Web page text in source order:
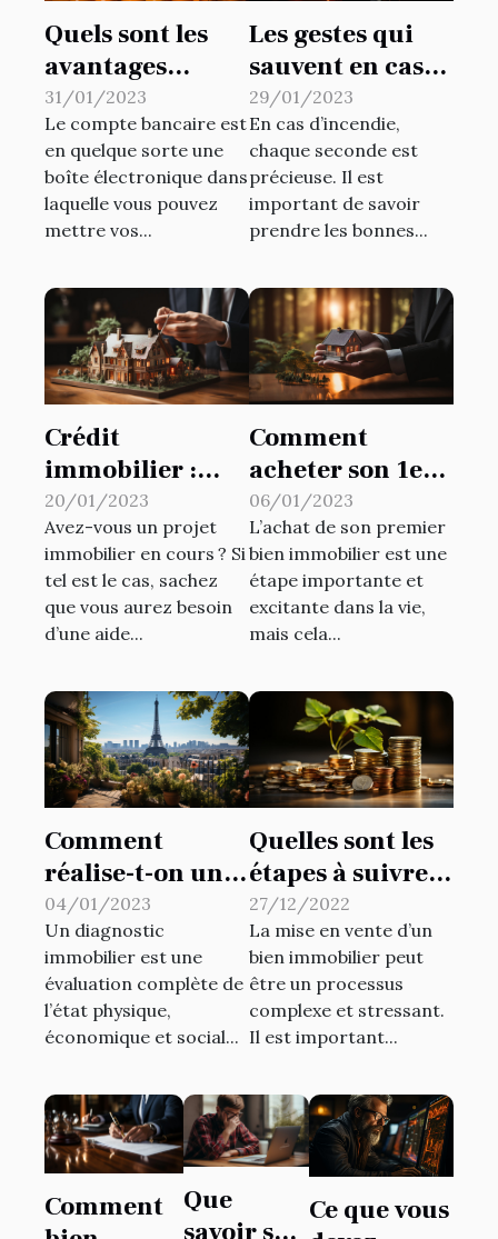
Quels sont les
avantages
d’ouvrir un
compte
bancaire quand
on est
adolescent ?
31/01/2023
Le compte bancaire est
en quelque sorte une
boîte électronique dans
laquelle vous pouvez
mettre vos...
Les gestes qui
sauvent en cas
d'incendie
29/01/2023
En cas d’incendie,
chaque seconde est
précieuse. Il est
important de savoir
prendre les bonnes...
Crédit
immobilier :
quelques
astuces pour
l’obtenir
20/01/2023
Avez-vous un projet
immobilier en cours ? Si
tel est le cas, sachez
que vous aurez besoin
d’une aide...
Comment
acheter son 1er
bien immobilier
?
06/01/2023
L’achat de son premier
bien immobilier est une
étape importante et
excitante dans la vie,
mais cela...
Comment
réalise-t-on un
diagnostic
immobilier à
Paris ?
04/01/2023
Un diagnostic
immobilier est une
évaluation complète de
l’état physique,
économique et social...
Quelles sont les
étapes à suivre
pour la mise en
vente de son
bien immobilier
?
27/12/2022
La mise en vente d’un
bien immobilier peut
être un processus
complexe et stressant.
Il est important...
Comment
Que
savoir sur
Ce que vous